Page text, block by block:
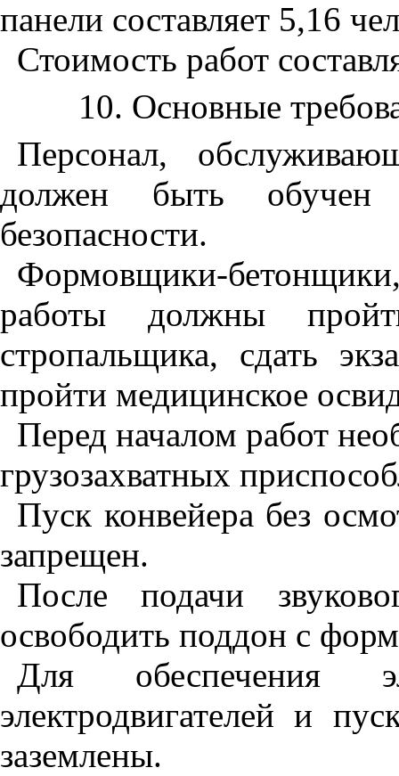
панели составляет 5,16
Стоимость работ
10. Основные
Персонал,
должен быть обучен
безопасности.
Формовщики-
работы должны
стропальщика, сдать
пройти медицинское
Перед началом работ
грузозахватных
Пуск конвейера без
запрещен.
После подачи
освободить поддон с
Для обеспечения
электродвигателей и
заземлены.